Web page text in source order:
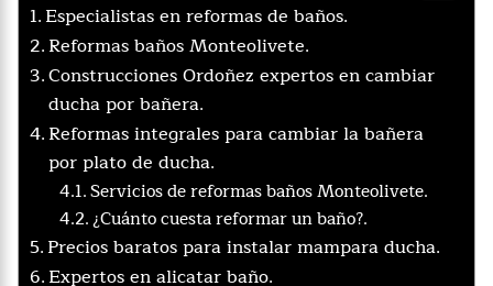
Especialistas en reformas de baños.
Reformas baños Monteolivete.
Construcciones Ordoñez expertos en cambiar
ducha por bañera.
Reformas integrales para cambiar la bañera
por plato de ducha.
Servicios de reformas baños Monteolivete.
¿Cuánto cuesta reformar un baño?.
Precios baratos para instalar mampara ducha.
Expertos en alicatar baño.